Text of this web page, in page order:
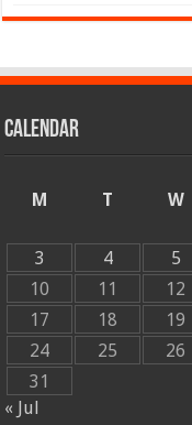
Calendar
M
T W
3
4 5
10
11 12
17
18 19
24
25 26
31
« Jul